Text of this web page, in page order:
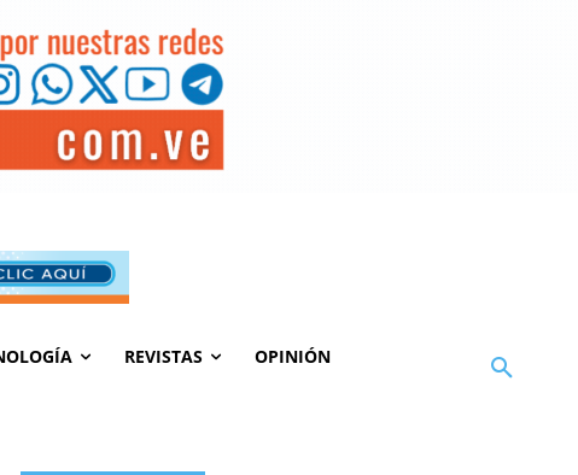
REVISTAS OPINIÓN